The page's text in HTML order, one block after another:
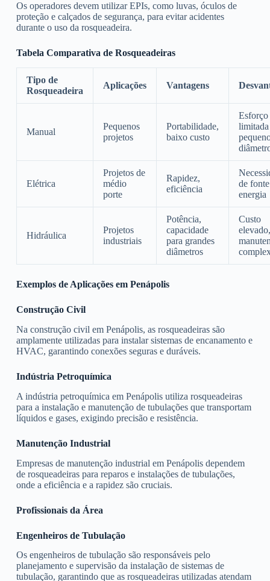
Os operadores devem utilizar EPIs, como luvas, óculos de
proteção e calçados de segurança, para evitar acidentes
durante o uso da rosqueadeira.
Tabela Comparativa de Rosqueadeiras
Tipo de
Rosqueadeira
Aplicações Vantagens
Manual
Pequenos
projetos
Portabilidade,
baixo custo
limitada
Elétrica
Projetos de
médio
porte
Rapidez,
eficiência
de
energia
Hidráulica
Projetos
industriais
Potência,
capacidade
para grandes
diâmetros
Custo
elevado,
Exemplos de Aplicações em Penápolis
Construção Civil
Na construção civil em Penápolis, as rosqueadeiras são
amplamente utilizadas para instalar sistemas de encanamento e
HVAC, garantindo conexões seguras e duráveis.
Indústria Petroquímica
A indústria petroquímica em Penápolis utiliza rosqueadeiras
para a instalação e manutenção de tubulações que transportam
líquidos e gases, exigindo precisão e resistência.
Manutenção Industrial
Empresas de manutenção industrial em Penápolis dependem
de rosqueadeiras para reparos e instalações de tubulações,
onde a eficiência e a rapidez são cruciais.
Profissionais da Área
Engenheiros de Tubulação
Os engenheiros de tubulação são responsáveis pelo
planejamento e supervisão da instalação de sistemas de
tubulação, garantindo que as rosqueadeiras utilizadas atendam